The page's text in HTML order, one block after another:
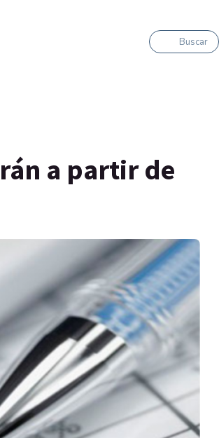
Buscar
a partir de